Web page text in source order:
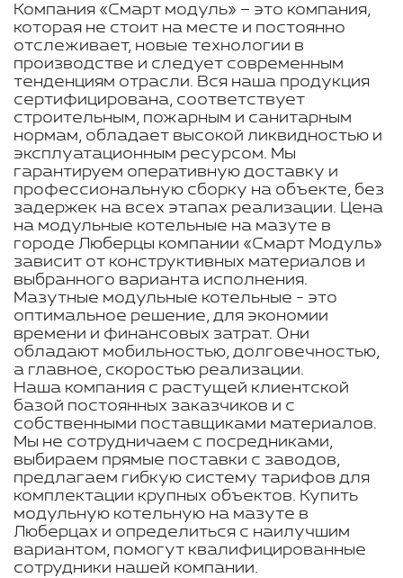
Компания «Смарт модуль» – это компания,
которая не стоит на месте и постоянно
отслеживает, новые технологии в
производстве и следует современным
тенденциям отрасли. Вся наша продукция
сертифицирована, соответствует
строительным, пожарным и санитарным
нормам, обладает высокой ликвидностью и
эксплуатационным ресурсом. Мы
гарантируем оперативную доставку и
профессиональную сборку на объекте, без
задержек на всех этапах реализации. Цена
на модульные котельные на мазуте в
городе Люберцы компании «Смарт Модуль»
зависит от конструктивных материалов и
выбранного варианта исполнения.
Мазутные модульные котельные - это
оптимальное решение, для экономии
времени и финансовых затрат. Они
обладают мобильностью, долговечностью,
а главное, скоростью реализации.
Наша компания с растущей клиентской
базой постоянных заказчиков и с
собственными поставщиками материалов.
Мы не сотрудничаем с посредниками,
выбираем прямые поставки с заводов,
предлагаем гибкую систему тарифов для
комплектации крупных объектов. Купить
модульную котельную на мазуте в
Люберцах и определиться с наилучшим
вариантом, помогут квалифицированные
сотрудники нашей компании.